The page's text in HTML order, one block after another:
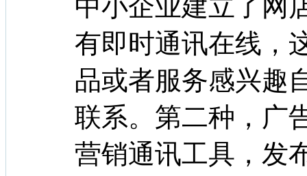
中小企业建立了网
有即时通讯在线，
品或者服务感兴趣
联系。第二种，广
营销通讯工具，发